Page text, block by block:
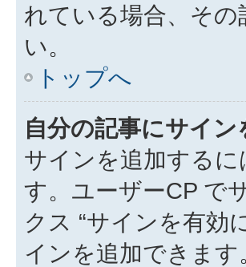
れている場合、そ
い。
トップへ
自分の記事にサイ
サインを追加する
す。ユーザーCP で
クス “サインを有効
インを追加できます